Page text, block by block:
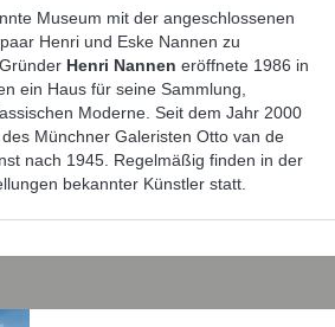
Museum mit der angeschlossenen
Henri und Eske Nannen zu
Henri Nannen eröffnete 1986 in
ein Haus für seine Sammlung,
Moderne. Seit dem Jahr 2000
Münchner Galeristen Otto van de
nach 1945. Regelmäßig finden in der
bekannter Künstler statt.